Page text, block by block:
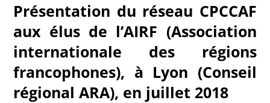
Présentation du réseau CPCCAF
aux élus de l’AIRF (Association
internationale des régions
francophones), à Lyon (Conseil
régional ARA), en juillet 2018